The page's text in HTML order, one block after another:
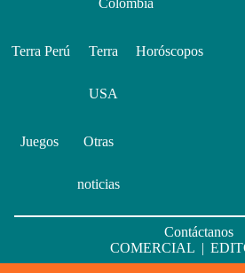
Colombia
Terra Perú Terra
USA
Horóscopos
Juegos Otras
noticias
Contáctanos
COMERCIAL |